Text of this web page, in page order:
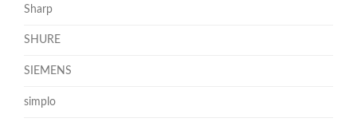
Sharp
SHURE
SIEMENS
simplo